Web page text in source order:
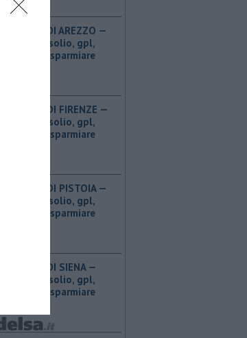
PROVINCIA DI AREZZO — ​
Benzina, gasolio, gpl,
ecco dove risparmiare
PROVINCIA DI FIRENZE — ​
Benzina, gasolio, gpl,
ecco dove risparmiare
PROVINCIA DI PISTOIA — ​
Benzina, gasolio, gpl,
ecco dove risparmiare
PROVINCIA DI SIENA — ​
Benzina, gasolio, gpl,
ecco dove risparmiare